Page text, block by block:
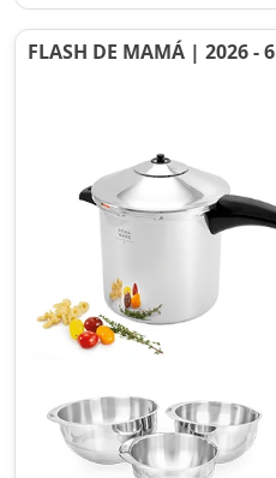
FLASH DE MAMÁ | 2026 - 6